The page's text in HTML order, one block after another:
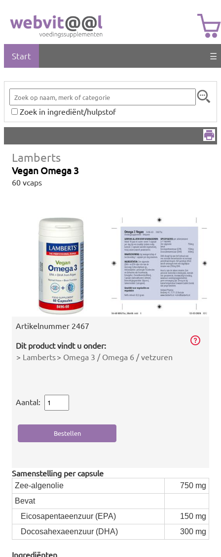
Start ☰
Zoek in ingrediënt/hulpstof
Lamberts
Vegan Omega 3
60 vcaps
Artikelnummer 2467
Dit product vindt u onder:
> Lamberts> Omega 3 / Omega 6 / vetzuren
Aantal:
Samenstelling per capsule
Zee-algenolie
750 mg
Bevat
Eicosapentaeenzuur (EPA)
150 mg
Docosahexaeenzuur (DHA)
300 mg
Ingrediënten